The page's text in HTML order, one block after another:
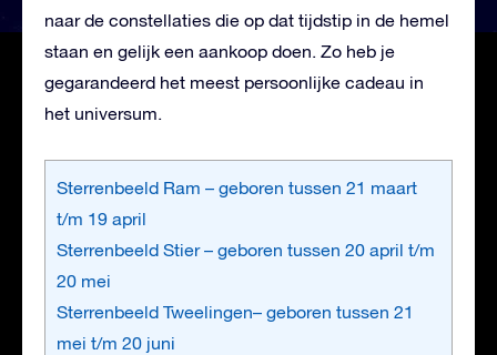
naar de constellaties die op dat tijdstip in de hemel
staan en gelijk een aankoop doen. Zo heb je
gegarandeerd het meest persoonlijke cadeau in
het universum.
Sterrenbeeld Ram – geboren tussen 21 maart
t/m 19 april
Sterrenbeeld Stier – geboren tussen 20 april t/m
20 mei
Sterrenbeeld Tweelingen– geboren tussen 21
mei t/m 20 juni